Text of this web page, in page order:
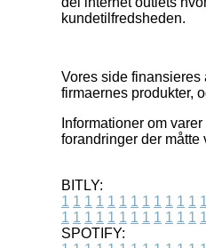
kundetilfredsheden.
Vores side finansieres
firmaernes produkter,
Informationer om
forandringer der
BITLY:
1 1 1 1 1 1 1 1 1 1 1 1 1
1 1 1 1 1 1 1 1 1 1 1 1 1
SPOTIFY: